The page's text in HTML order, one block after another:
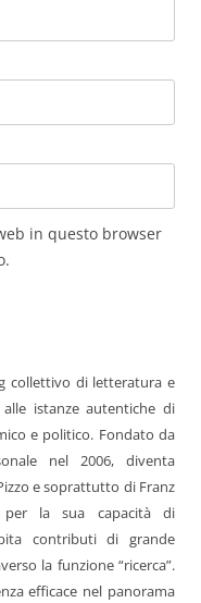
in questo browser
collettivo di letteratura e
istanze autentiche di
e politico. Fondato da
nel 2006, diventa
e soprattutto di Franz
per la sua capacità di
contributi di grande
la funzione “ricerca”.
efficace nel panorama